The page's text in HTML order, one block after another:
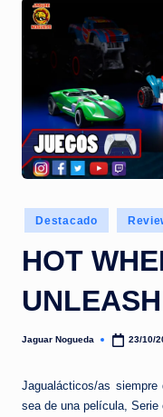
a
o
g
u
a
Publicado
en
Destacado
HOT
Publicado
Jaguar Nogueda 23/10/
Jagualácticos/as
sea de una película,